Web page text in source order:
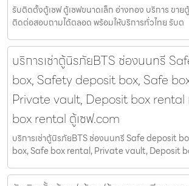
รับติดตั้งตู้เซฟ ตู้เซฟขนาดเล็ก อ่างทอง บริการ ขา
ติดต่อสอบถามได้ตลอด พร้อมให้บริการทั่วไทย รับต
บริการเช่าตู้นิรภัยBTS ช่องนนทรี
box, Safety deposit box, Safe
Private vault, Deposit box rental
box rental ตู้เซฟ.com
บริการเช่าตู้นิรภัยBTS ช่องนนทรี Safe deposit
box, Safe box rental, Private vault, Deposit